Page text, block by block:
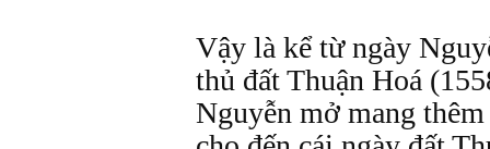
Vậy là kể từ ngày
thủ đất Thuận Hoá
Nguyễn mở mang